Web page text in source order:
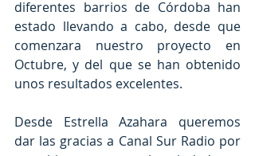
diferentes barrios de Córdoba han
estado llevando a cabo, desde que
comenzara nuestro proyecto en
Octubre, y del que se han obtenido
unos resultados excelentes.
Desde Estrella Azahara queremos
dar las gracias a Canal Sur Radio por